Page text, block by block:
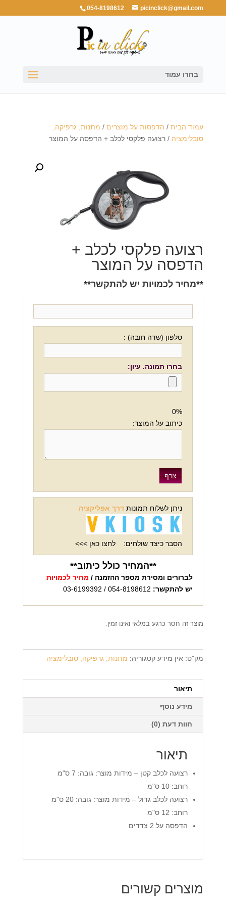
054-8198612 picinclick@gmail.com
בחרו עמוד
עמוד הבית/ הדפסות על מוצרים / מתנות, גרפיקה,
סובלימציה / רצועה פלקסי לכלב + הדפסה על המוצר
רצועה פלקסי לכלב +
הדפסה על המוצר
**מחיר לכמויות יש להתקשר**
טלפון (שדה חובה) :
בחרו תמונה. עיון:
0%
כיתוב על המוצר:
ניתן לשלוח תמונות דרך אפליקציה
הסבר כיצד שולחים: לחצו כאן >>>
**המחיר כולל כיתוב**
לברורים ומסירת מספר ההזמנה / מחיר לכמויות
יש להתקשר:
מוצר זה חסר כרגע במלאי ואינו זמין.
מק"ט: אין מידע קטגוריה: מתנות, גרפיקה, סובלימציה
תיאור
מידע נוסף
חוות דעת (0)
תיאור
רצועה לכלב קטן – מידות מוצר: גובה: 7 ס"מ
רוחב: 10 ס"מ
רצועה לכלב גדול – מידות מוצר: גובה: 20 ס"מ
רוחב: 12 ס"מ
הדפסה על 2 צדדים
מוצרים קשורים